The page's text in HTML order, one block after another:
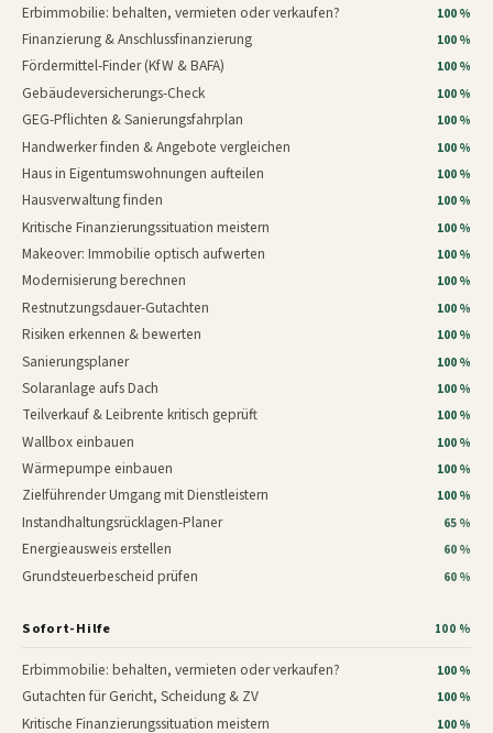
Erbimmobilie: behalten, vermieten oder verkaufen? 100 %
Finanzierung & Anschlussfinanzierung 100 %
Fördermittel-Finder (KfW & BAFA) 100 %
Gebäudeversicherungs-Check 100 %
GEG-Pflichten & Sanierungsfahrplan 100 %
Handwerker finden & Angebote vergleichen 100 %
Haus in Eigentumswohnungen aufteilen 100 %
Hausverwaltung finden 100 %
Kritische Finanzierungssituation meistern 100 %
Makeover: Immobilie optisch aufwerten 100 %
Modernisierung berechnen 100 %
Restnutzungsdauer-Gutachten 100 %
Risiken erkennen & bewerten 100 %
Sanierungsplaner 100 %
Solaranlage aufs Dach 100 %
Teilverkauf & Leibrente kritisch geprüft 100 %
Wallbox einbauen 100 %
Wärmepumpe einbauen 100 %
Zielführender Umgang mit Dienstleistern 100 %
Instandhaltungsrücklagen-Planer 65 %
Energieausweis erstellen 60 %
Grundsteuerbescheid prüfen 60 %
Sofort-Hilfe 100 %
Erbimmobilie: behalten, vermieten oder verkaufen? 100 %
Gutachten für Gericht, Scheidung & ZV 100 %
Kritische Finanzierungssituation meistern 100 %